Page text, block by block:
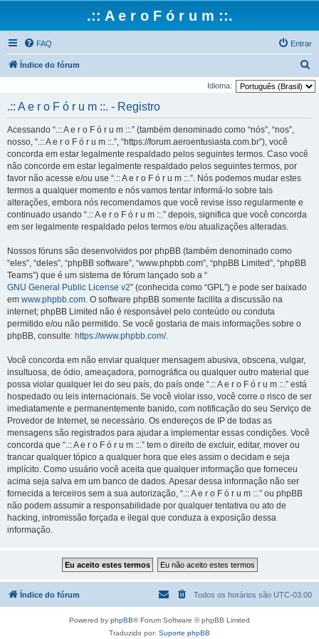
.:: A e r o F ó r u m ::.
FAQ Entrar
Índice do fórum
e
Idioma:
.:: A e r o F ó r u m ::. - Registro
Acessando “.:: A e r o F ó r u m ::.” (também denominado como “nós”, “nos”,
nosso, “.:: A e r o F ó r u m ::.”, “https://forum.aeroentusiasta.com.br”), você
concorda em estar legalmente respaldado pelos seguintes termos. Caso você
não concorde em estar legalmente respaldado pelos seguintes termos, por
favor não acesse e/ou use “.:: A e r o F ó r u m ::.”. Nós podemos mudar estes
termos a qualquer momento e nós vamos tentar informá-lo sobre tais
alterações, embora nós recomendamos que você revise isso regularmente e
continuado usando “.:: A e r o F ó r u m ::.” depois, significa que você concorda
em ser legalmente respaldado pelos termos e/ou atualizações alteradas.
Nossos fóruns são desenvolvidos por phpBB (também denominado como
“eles”, “deles”, “phpBB software”, “www.phpbb.com”, “phpBB Limited”, “phpBB
Teams”) que é um sistema de fórum lançado sob a “
GNU General Public License v2” (conhecida como “GPL”) e pode ser baixado
em www.phpbb.com. O software phpBB somente facilita a discussão na
internet; phpBB Limited não é responsável pelo conteúdo ou conduta
permitido e/ou não permitido. Se você gostaria de mais informações sobre o
phpBB, consulte: https://www.phpbb.com/.
Você concorda em não enviar qualquer mensagem abusiva, obscena, vulgar,
insultuosa, de ódio, ameaçadora, pornográfica ou qualquer outro material que
possa violar qualquer lei do seu país, do país onde “.:: A e r o F ó r u m ::.” está
hospedado ou leis internacionais. Se você violar isso, você corre o risco de ser
imediatamente e permanentemente banido, com notificação do seu Serviço de
Provedor de Internet, se necessário. Os endereços de IP de todas as
mensagens são registrados para ajudar a implementar essas condições. Você
concorda que “.:: A e r o F ó r u m ::.” tem o direito de excluir, editar, mover ou
trancar qualquer tópico a qualquer hora que eles assim o decidam e seja
implícito. Como usuário você aceita que qualquer informação que forneceu
acima seja salva em um banco de dados. Apesar dessa informação não ser
fornecida a terceiros sem a sua autorização, “.:: A e r o F ó r u m ::.” ou phpBB
não podem assumir a responsabilidade por qualquer tentativa ou ato de
hacking, intromissão forçada e ilegal que conduza a exposição dessa
informação.
Índice do fórum Todos os horários são UTC-03:00
Powered by phpBB® Forum Software © phpBB Limited
Traduzido por: Suporte phpBB